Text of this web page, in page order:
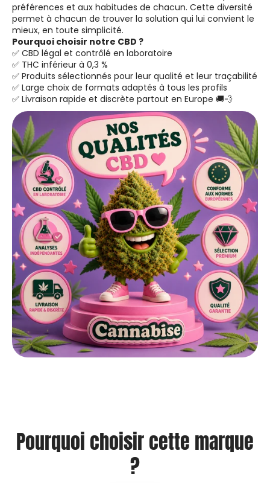
préférences et aux habitudes de chacun. Cette diversité
permet à chacun de trouver la solution qui lui convient le
mieux, en toute simplicité.
Pourquoi choisir notre CBD ?
✅ CBD légal et contrôlé en laboratoire
✅ THC inférieur à 0,3 %
✅ Produits sélectionnés pour leur qualité et leur traçabilité
✅ Large choix de formats adaptés à tous les profils
✅ Livraison rapide et discrète partout en Europe 🚚💨
Pourquoi choisir cette marque
?